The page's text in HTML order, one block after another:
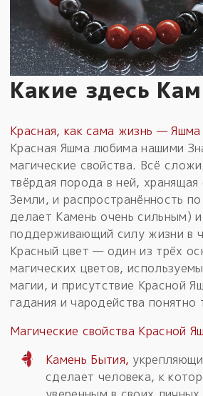
Какие здесь
Красная, как сама жизнь — Яшма
Красная Яшма любима нашими
магические свойства. Всё
твёрдая порода в ней, хранящая
Земли, и распространённость
делает Камень очень сильным)
поддерживающий силу жизни в
Красный цвет — один из трёх
магических цветов,
магии, и присутствие Красной
гадания и чародейства понятно
Магические свойства Красной
Камень Бытия,
сделает человека, к